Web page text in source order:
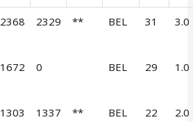
2368 2329 ** BEL 31 3.0
1672 0 BEL 29 1.0
1303 1337 ** BEL 22 2.0